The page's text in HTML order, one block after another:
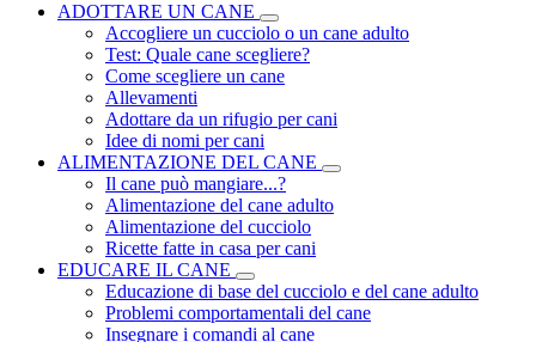
ADOTTARE UN CANE
Accogliere un cucciolo o un cane adulto
Test: Quale cane scegliere?
Come scegliere un cane
Allevamenti
Adottare da un rifugio per cani
Idee di nomi per cani
ALIMENTAZIONE DEL CANE
Il cane può mangiare...?
Alimentazione del cane adulto
Alimentazione del cucciolo
Ricette fatte in casa per cani
EDUCARE IL CANE
Educazione di base del cucciolo e del cane adulto
Problemi comportamentali del cane
Insegnare i comandi al cane